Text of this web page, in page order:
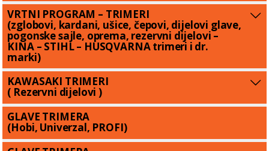
VRTNI PROGRAM – TRIMERI
(zglobovi, kardani, ušice, čepovi, dijelovi glave,
pogonske sajle, oprema, rezervni dijelovi –
KINA – STIHL – HUSQVARNA trimeri i dr.
marki)
KAWASAKI TRIMERI
( Rezervni dijelovi )
GLAVE TRIMERA
(Hobi, Univerzal, PROFI)